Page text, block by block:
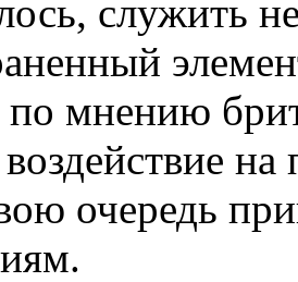
служить
мнению
очередь